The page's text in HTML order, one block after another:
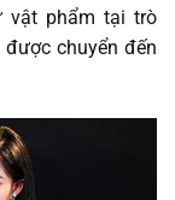
vật phẩm tại trò
chuyển đến